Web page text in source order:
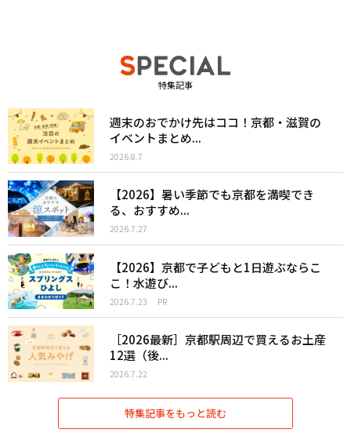
特集記事
週末のおでかけ先はココ！京都・滋賀の
イベントまとめ...
2026.8.7
【2026】暑い季節でも京都を満喫でき
る、おすすめ...
2026.7.27
【2026】京都で子どもと1日遊ぶならこ
こ！水遊び...
2026.7.23 PR
［2026最新］京都駅周辺で買えるお土産
12選（後...
2026.7.22
特集記事をもっと読む